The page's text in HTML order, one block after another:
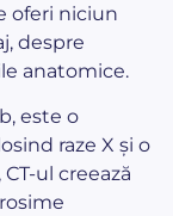
oferi niciun
despre
anatomice.
este o
raze X și o
ul creează